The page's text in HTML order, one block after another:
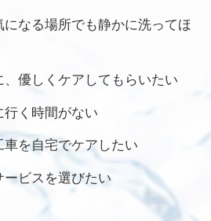
なる場所でも静かに洗ってほ
優しくケアしてもらいたい
く時間がない
を自宅でケアしたい
ビスを選びたい